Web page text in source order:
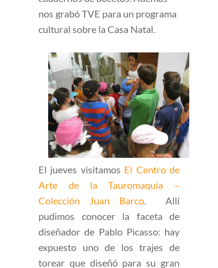
nos grabó TVE para un programa
cultural sobre la Casa Natal.
El jueves visitamos El Centro de
Arte de la Tauromaquia –
Colección Juan Barco. Allí
pudimos conocer la faceta de
diseñador de Pablo Picasso: hay
expuesto uno de los trajes de
torear que diseñó para su gran